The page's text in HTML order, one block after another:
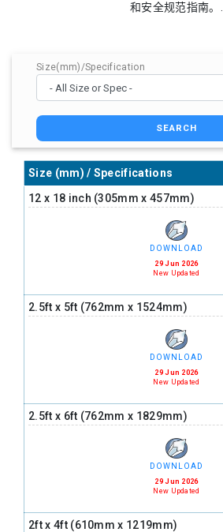
和安全规范指南。.
Size(mm)/Specification
SEARCH
Size (mm) / Specifications
12 x 18 inch (305mm x 457mm)
DOWNLOAD
29 Jun 2026
New Updated
2.5ft x 5ft (762mm x 1524mm)
DOWNLOAD
29 Jun 2026
New Updated
2.5ft x 6ft (762mm x 1829mm)
DOWNLOAD
29 Jun 2026
New Updated
2ft x 4ft (610mm x 1219mm)